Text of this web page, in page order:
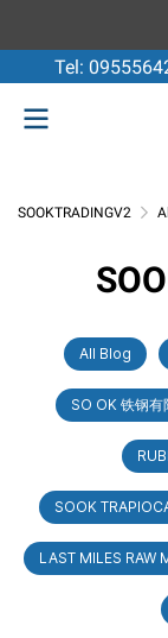
Tel:
SOOKTRADINGV2
All Blog
SO OK 铁钢有
SOOK
LAST MILES RAW